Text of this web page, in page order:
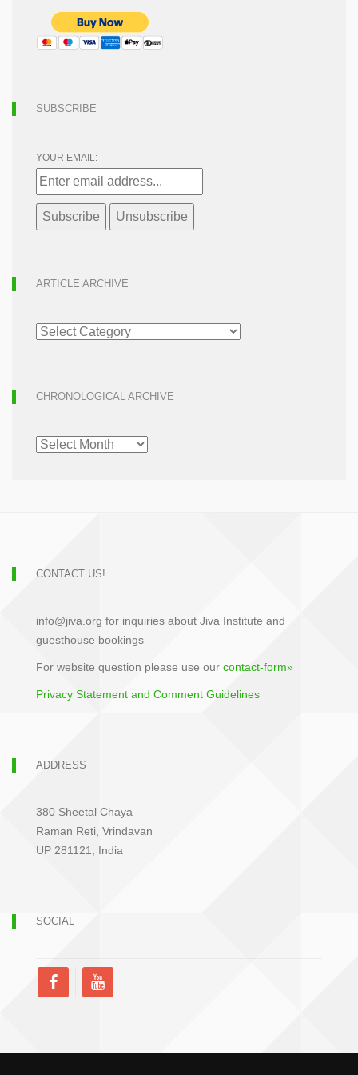
SUBSCRIBE
YOUR EMAIL:
ARTICLE ARCHIVE
ARTICLE
ARCHIVE
CHRONOLOGICAL ARCHIVE
CHRONOLOGICAL
ARCHIVE
CONTACT US!
info@jiva.org for inquiries about Jiva Institute and
guesthouse bookings
For website question please use our contact-form»
Privacy Statement and Comment Guidelines
ADDRESS
380 Sheetal Chaya
Raman Reti, Vrindavan
UP 281121, India
SOCIAL